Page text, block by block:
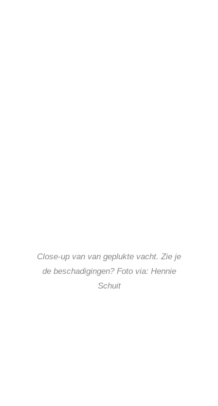
Close-up van van geplukte vacht. Zie je
de beschadigingen? Foto via: Hennie
Schuit